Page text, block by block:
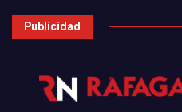
Publicidad